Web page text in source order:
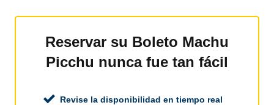
Reservar su Boleto Machu
Picchu nunca fue tan fácil
Revise la disponibilidad en tiempo real